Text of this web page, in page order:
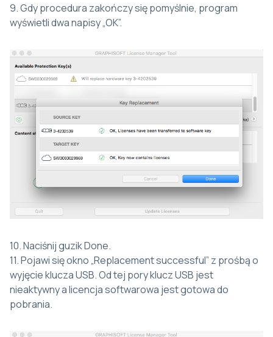
9. Gdy procedura zakończy się pomyślnie, program
wyświetli dwa napisy „OK”.
10. Naciśnij guzik Done.
11. Pojawi się okno „Replacement successful” z prośbą o
wyjęcie klucza USB. Od tej pory klucz USB jest
nieaktywny a licencja softwarowa jest gotowa do
pobrania.